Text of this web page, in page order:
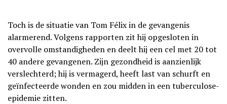
Toch is de situatie van Tom Félix in de gevangenis
alarmerend. Volgens rapporten zit hij opgesloten in
overvolle omstandigheden en deelt hij een cel met 20 tot
40 andere gevangenen. Zijn gezondheid is aanzienlijk
verslechterd; hij is vermagerd, heeft last van schurft en
geïnfecteerde wonden en zou midden in een tuberculose-
epidemie zitten.